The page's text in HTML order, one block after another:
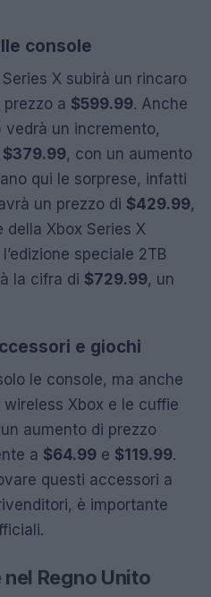
console
X subirà un rincaro
a $599.99. Anche
vedrà un incremento,
$379.99, con un aumento
qui le sorprese, infatti
un prezzo di $429.99,
della Xbox Series X
speciale 2TB
la cifra di $729.99, un
e giochi
le console, ma anche
Xbox e le cuffie
aumento di prezzo
a $64.99 e $119.99.
questi accessori a
è importante
Regno Unito